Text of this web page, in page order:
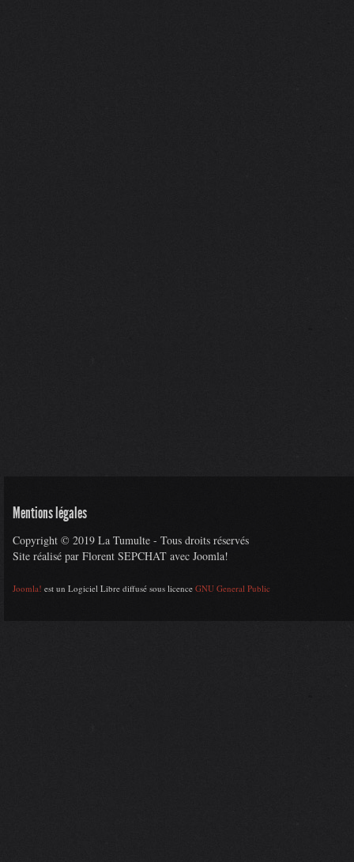
Mentions légales
Copyright © 2019 La Tumulte - Tous droits réservés
Site réalisé par Florent SEPCHAT avec Joomla!
Joomla! est un Logiciel Libre diffusé sous licence GNU General Public